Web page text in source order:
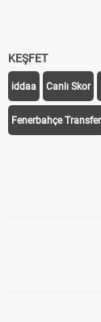
KEŞFET
iddaa Canlı Skor
Fenerbahçe Transfer